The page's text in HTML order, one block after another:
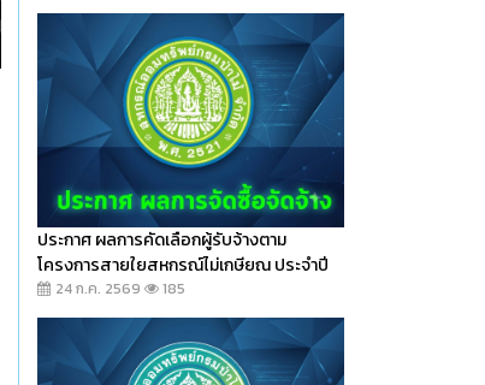
ประกาศ ผลการคัดเลือกผู้รับจ้างตาม
โครงการสายใยสหกรณ์ไม่เกษียณ ประจำปี
256924 ก.ค. 2569 185